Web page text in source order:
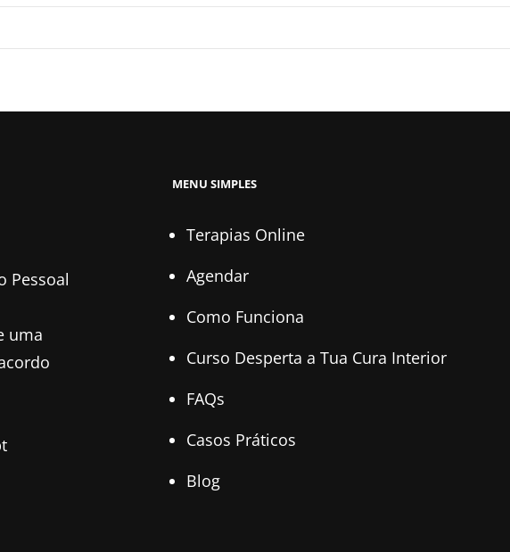
Pessoal
uma
MENU SIMPLES
Terapias Online
Agendar
Como Funciona
Curso Desperta a Tua Cura Interior
FAQs
Casos Práticos
Blog